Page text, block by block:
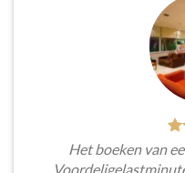
Het boeken van